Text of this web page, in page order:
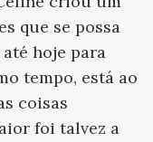
que se possa
hoje para
tempo, está ao
coisas
foi talvez a